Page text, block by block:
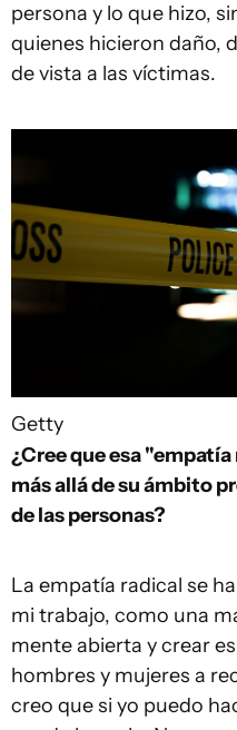
persona y lo que hizo,
quienes hicieron daño,
de vista a las víctimas.
Getty
¿Cree que esa
más allá de su ámbito
de las personas?
La empatía radical se
mi trabajo, como una
mente abierta y crear
hombres y mujeres a
creo que si yo puedo